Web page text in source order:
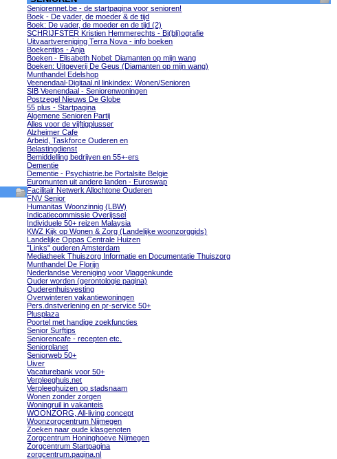
Seniorennet.be - de startpagina voor senioren!
Boek - De vader, de moeder & de tijd
Boek: De vader, de moeder en de tijd (2)
SCHRIJFSTER Kristien Hemmerechts - Bi(bli)ografie
Uitvaartvereniging Terra Nova - info boeken
Boekentips - Anja
Boeken - Elisabeth Nobel: Diamanten op mijn wang
Boeken: Uitgeverij De Geus (Diamanten op mijn wang)
Munthandel Edelshop
Veenendaal-Digitaal.nl linkindex: Wonen/Senioren
SIB Veenendaal - Seniorenwoningen
Postzegel Nieuws De Globe
55 plus - Startpagina
Algemene Senioren Partij
Alles voor de vijftigplusser
Alzheimer Cafe
Arbeid, Taskforce Ouderen en
Belastingdienst
Bemiddelling bedrijven en 55+-ers
Dementie
Dementie - Psychiatrie.be Portalsite Belgie
Euromunten uit andere landen - Euroswap
Facilitair Netwerk Allochtone Ouderen
FNV Senior
Humanitas Woonzinnig (LBW)
Indicatiecommissie Overijssel
Individuele 50+ reizen Malaysia
KWZ Kijk op Wonen & Zorg (Landelijke woonzorggids)
Landelijke Oppas Centrale Huizen
"Links" ouderen Amsterdam
Mediatheek Thuiszorg Informatie en Documentatie Thuiszorg
Munthandel De Florijn
Nederlandse Vereniging voor Vlaggenkunde
Ouder worden (gerontologie pagina)
Ouderenhuisvesting
Overwinteren vakantiewoningen
Pers.dnstverlening en pr-service 50+
Plusplaza
Poortel met handige zoekfuncties
Senior Surftips
Seniorencafe - recepten etc.
Seniorplanet
Seniorweb 50+
Uiver
Vacaturebank voor 50+
Verpleeghuis.net
Verpleeghuizen op stadsnaam
Wonen zonder zorgen
Woningruil in vakanteis
WOONZORG, All-living concept
Woonzorgcentrum Nijmegen
Zoeken naar oude klasgenoten
Zorgcentrum Honinghoeve Nijmegen
Zorgcentrum Startpagina
zorgcentrum.pagina.nl